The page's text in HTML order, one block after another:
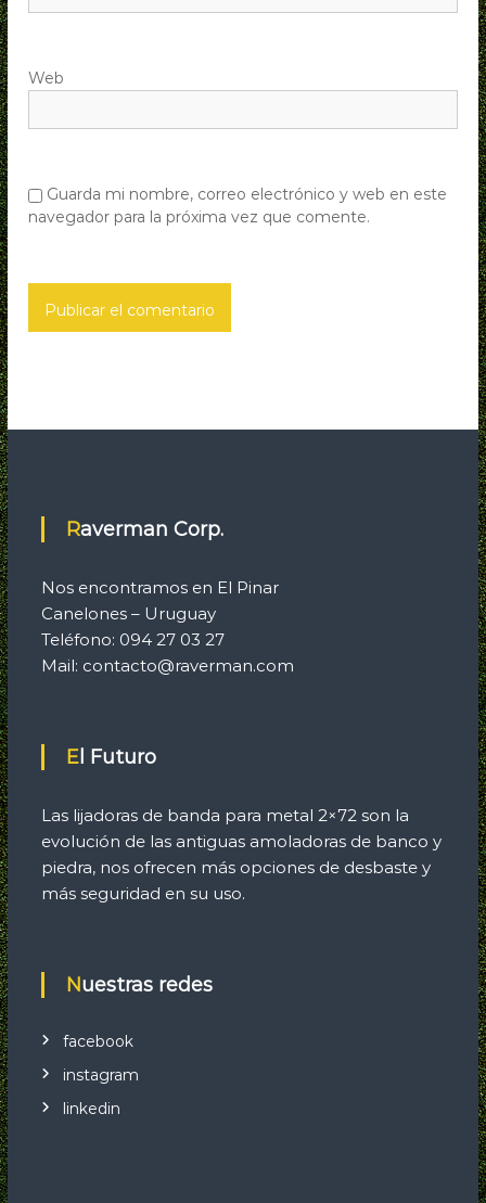
r
a
d
s
Web
Guarda mi nombre, correo electrónico y web en este
navegador para la próxima vez que comente.
Raverman Corp.
Nos encontramos en El Pinar
Canelones – Uruguay
Teléfono: 094 27 03 27
Mail: contacto@raverman.com
El Futuro
Las lijadoras de banda para metal 2×72 son la
evolución de las antiguas amoladoras de banco y
piedra, nos ofrecen más opciones de desbaste y
más seguridad en su uso.
Nuestras redes
facebook
instagram
linkedin